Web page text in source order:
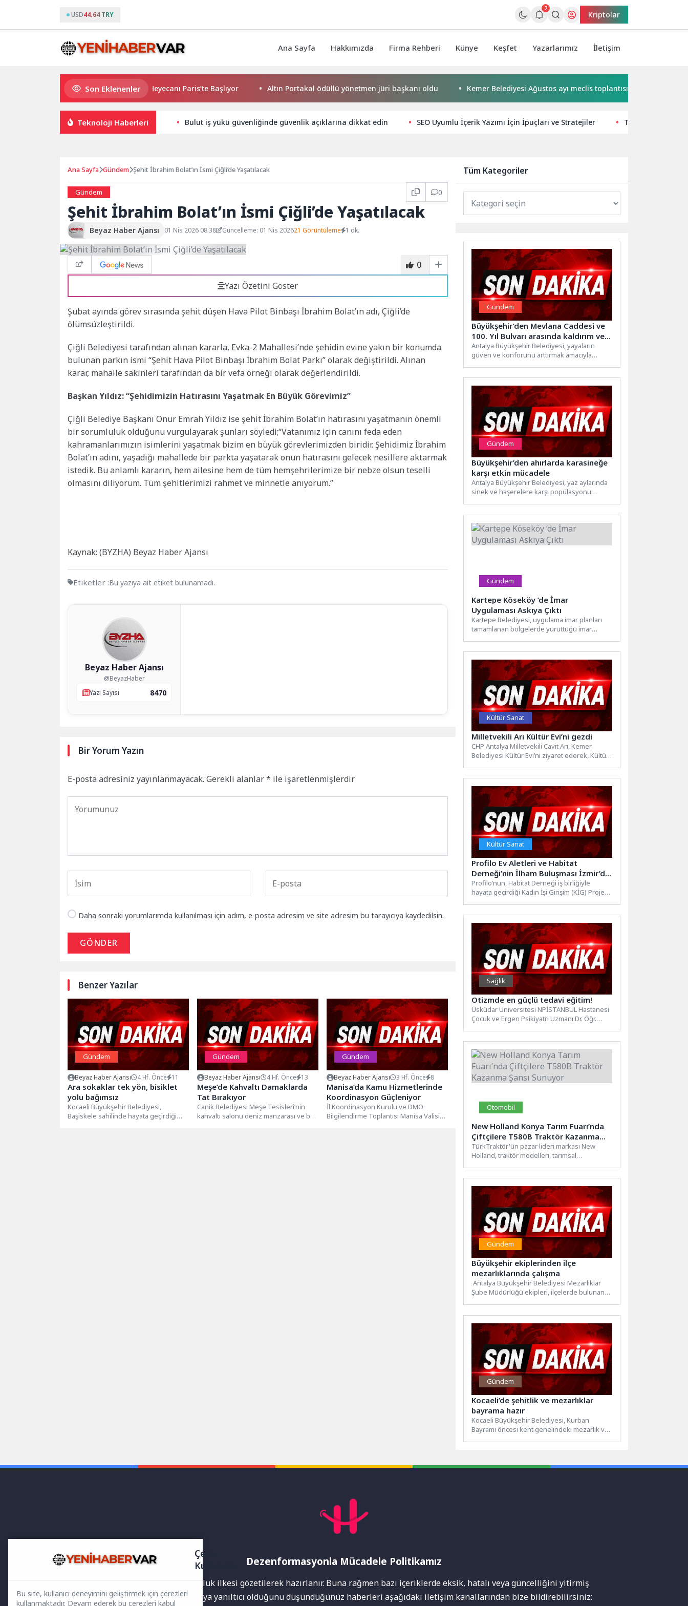
USD44.64 TRY
2
Kriptolar
Ana Sayfa Hakkımızda Firma Rehberi Künye Keşfet Yazarlarımız İletişim
Son Eklenenler
2026 PUBG Mobile World Cup Heyecanı Paris’te Başlıyor Altın Portakal ödüllü yönetmen jüri başkanı oldu Kemer Belediyesi Ağustos ayı meclis toplantısı yapıldı
Teknoloji Haberleri Bulut iş yükü güvenliğinde güvenlik açıklarına dikkat edin SEO Uyumlu İçerik Yazımı İçin İpuçları ve Stratejiler Teknosel’e Sayılı
Ana Sayfa Gündem Şehit İbrahim Bolat’ın İsmi Çiğli’de Yaşatılacak
Gündem 0
Şehit İbrahim Bolat’ın İsmi Çiğli’de Yaşatılacak
Beyaz Haber Ajansı 01 Nis 2026 08:38 Güncelleme: 01 Nis 202621 Görüntüleme 1 dk.
0
Yazı Özetini Göster
Şubat ayında görev sırasında şehit düşen Hava Pilot Binbaşı İbrahim Bolat’ın adı, Çiğli’de
ölümsüzleştirildi.
Çiğli Belediyesi tarafından alınan kararla, Evka-2 Mahallesi’nde şehidin evine yakın bir konumda
bulunan parkın ismi “Şehit Hava Pilot Binbaşı İbrahim Bolat Parkı” olarak değiştirildi. Alınan
karar, mahalle sakinleri tarafından da bir vefa örneği olarak değerlendirildi.
Başkan Yıldız: “Şehidimizin Hatırasını Yaşatmak En Büyük Görevimiz”
Çiğli Belediye Başkanı Onur Emrah Yıldız ise şehit İbrahim Bolat’ın hatırasını yaşatmanın önemli
bir sorumluluk olduğunu vurgulayarak şunları söyledi;“Vatanımız için canını feda eden
kahramanlarımızın isimlerini yaşatmak bizim en büyük görevlerimizden biridir. Şehidimiz İbrahim
Bolat’ın adını, yaşadığı mahallede bir parkta yaşatarak onun hatırasını gelecek nesillere aktarmak
istedik. Bu anlamlı kararın, hem ailesine hem de tüm hemşehrilerimize bir nebze olsun teselli
olmasını diliyorum. Tüm şehitlerimizi rahmet ve minnetle anıyorum.”
Kaynak: (BYZHA) Beyaz Haber Ajansı
Etiketler :Bu yazıya ait etiket bulunamadı.
Beyaz Haber Ajansı
@BeyazHaber
Yazı Sayısı
8470
Bir Yorum Yazın
E-posta adresiniz yayınlanmayacak. Gerekli alanlar* ile işaretlenmişlerdir
Daha sonraki yorumlarımda kullanılması için adım, e-posta adresim ve site adresim bu tarayıcıya kaydedilsin.
GÖNDER
Benzer Yazılar
Gündem
Beyaz Haber Ajansı 4 Hf. Önce 11
Ara sokaklar tek yön, bisiklet
yolu bağımsız
Kocaeli Büyükşehir Belediyesi,
Başiskele sahilinde hayata geçirdiği
Gündem
Beyaz Haber Ajansı 4 Hf. Önce 13
Meşe’de Kahvaltı Damaklarda
Tat Bırakıyor
Canik Belediyesi Meşe Tesisleri’nin
kahvaltı salonu deniz manzarası ve bol
Gündem
Beyaz Haber Ajansı 3 Hf. Önce 8
Manisa’da Kamu Hizmetlerinde
Koordinasyon Güçleniyor
İl Koordinasyon Kurulu ve DMO
Bilgilendirme Toplantısı Manisa Valisi
Tüm Kategoriler
Gündem
Büyükşehir’den Mevlana Caddesi ve
100. Yıl Bulvarı arasında kaldırım ve
peyzaj çalışması
Antalya Büyükşehir Belediyesi, yayaların
güven ve konforunu arttırmak amacıyla
Gündem
Büyükşehir’den ahırlarda karasineğe
karşı etkin mücadele
Antalya Büyükşehir Belediyesi, yaz aylarında
sinek ve haşerelere karşı popülasyonu
Gündem
Kartepe Köseköy ’de İmar
Uygulaması Askıya Çıktı
Kartepe Belediyesi, uygulama imar planları
tamamlanan bölgelerde yürüttüğü imar
Kültür Sanat
Milletvekili Arı Kültür Evi’ni gezdi
CHP Antalya Milletvekili Cavit Arı, Kemer
Belediyesi Kültür Evi’ni ziyaret ederek, Kültür
Kültür Sanat
Profilo Ev Aletleri ve Habitat
Derneği’nin İlham Buluşması İzmir’de
Girişimci Kadınlarla Gençleri Bir Araya
Getirdi
Profilo’nun, Habitat Derneği iş birliğiyle
hayata geçirdiği Kadın İşi Girişim (KİG) Projesi
Sağlık
Otizmde en güçlü tedavi eğitim!
Üsküdar Üniversitesi NPİSTANBUL Hastanesi
Çocuk ve Ergen Psikiyatri Uzmanı Dr. Öğr.
Otomobil
New Holland Konya Tarım Fuarı’nda
Çiftçilere T580B Traktör Kazanma
Şansı Sunuyor
TürkTraktör'ün pazar lideri markası New
Holland, traktör modelleri, tarımsal
Gündem
Büyükşehir ekiplerinden ilçe
mezarlıklarında çalışma
Antalya Büyükşehir Belediyesi Mezarlıklar
Şube Müdürlüğü ekipleri, ilçelerde bulunan
Gündem
Kocaeli’de şehitlik ve mezarlıklar
bayrama hazır
Kocaeli Büyükşehir Belediyesi, Kurban
Bayramı öncesi kent genelindeki mezarlık ve
Dezenformasyonla Mücadele Politikamız
Yayınlanan haberler doğruluk ilkesi gözetilerek hazırlanır. Buna rağmen bazı içeriklerde eksik, hatalı veya güncelliğini yitirmiş
bilgiler bulunabilir.Yanlış veya yanıltıcı olduğunu düşündüğünüz haberleri aşağıdaki iletişim kanallarından bize bildirebilirsiniz:
Çerez
Kullanımı
Bu site, kullanıcı deneyimini geliştirmek için çerezleri
kullanmaktadır. Devam ederek bu çerezleri kabul